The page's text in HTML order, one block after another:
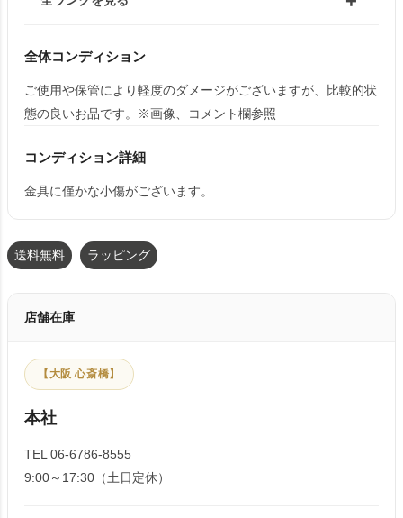
全体コンディション
ご使用や保管により軽度のダメージがございますが、比較的状
態の良いお品です。※画像、コメント欄参照
コンディション詳細
金具に僅かな小傷がございます。
送料無料 ラッピング
店舗在庫
【大阪 心斎橋】
本社
TEL 06-6786-8555
9:00～17:30（土日定休）